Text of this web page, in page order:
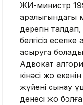
ЖИ-министр
аралығындағы
дерегін
белгісіз
асыруға болады
Адвокат
кінәсі жоқ
жүйені сынау
денесі жоқ